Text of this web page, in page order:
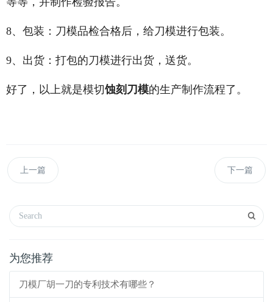
8、包装：刀模品检合格后，给刀模进行包装。
9、出货：打包的刀模进行出货，送货。
好了，以上就是模切蚀刻刀模的生产制作流程了。
上一篇 下一篇
为您推荐
刀模厂胡一刀的专利技术有哪些？